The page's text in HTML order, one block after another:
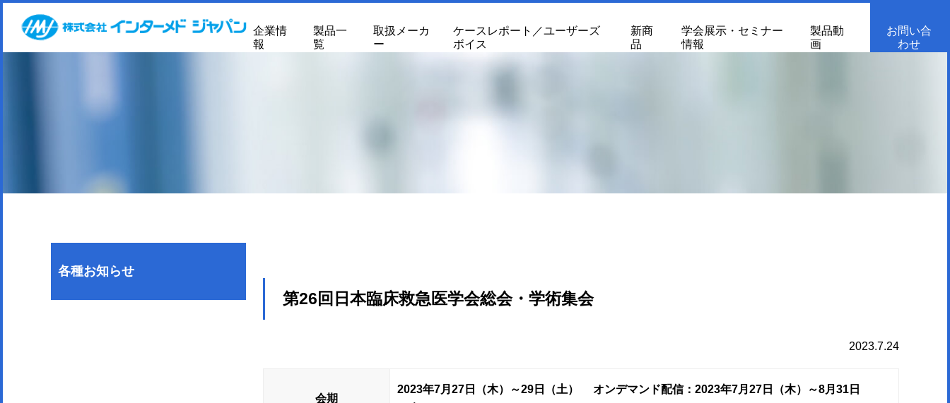
企業情
報
製品一
覧
取扱メーカ
ー
ケースレポート／ユーザーズ
ボイス
新商
品
学会展示・セミナー
情報
製品動
画
お問い合
わせ
各種お知らせ
第26回日本臨床救急医学会総会・学術集会
2023.7.24
会期
2023年7月27日（木）～29日（土） オンデマンド配信：2023年7月27日（木）～8月31日